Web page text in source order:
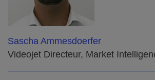
Sascha Ammesdoerfer
Videojet Directeur, Market